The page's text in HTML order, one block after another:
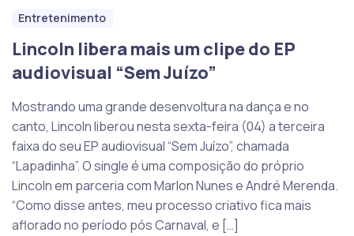
Entretenimento
Lincoln libera mais um clipe do EP
audiovisual “Sem Juízo”
Mostrando uma grande desenvoltura na dança e no
canto, Lincoln liberou nesta sexta-feira (04) a terceira
faixa do seu EP audiovisual “Sem Juízo”, chamada
“Lapadinha”. O single é uma composição do próprio
Lincoln em parceria com Marlon Nunes e André Merenda.
“Como disse antes, meu processo criativo fica mais
aflorado no período pós Carnaval, e […]